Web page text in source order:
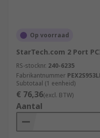
Op voorraad
StarTech.com 2 Port
RS-stocknr. 240-6235
Fabrikantnummer
Subtotaal (1 eenheid)
€ 76,36(excl. BTW)
Aantal